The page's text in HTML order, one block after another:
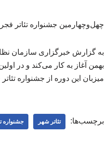
چهل‌وچهارمین جشنواره تئاتر فجر با اجرای ۱۱ اثر نمایشی در بخش‌های
میزبان این دوره از جشنواره
برچسب‌ها: تئاتر شهر جشنواره